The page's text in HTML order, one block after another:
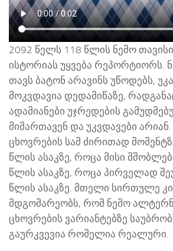
2092 წელს 118 წლის ნემო
ისტორიას უყვება რეპორტიორს.
თავს ბატონ არავინს უწოდებს,
მოკვდავია დედამიწაზე,
ადამიანები უჯრედების
მიმართავენ და უკვდავები
ცხოვრების სამ ძირითად
წლის ასაკზე, როცა მისი
წლის ასაკზე, როცა პირველად
წლის ასაკზე. მთელი სირთულე კი
მდგომარეობს, რომ ნემო
ცხოვრების ვარიანტებზე
გაურკვევია რომელია რეალური.